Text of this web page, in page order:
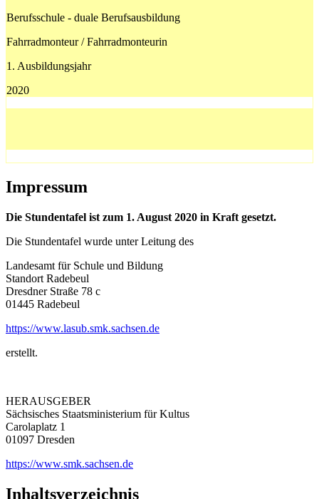
Berufsschule - duale Berufsausbildung
Fahrradmonteur / Fahrradmonteurin
1. Ausbildungsjahr
2020
Impressum
Die Stundentafel ist zum 1. August 2020 in Kraft gesetzt.
Die Stundentafel wurde unter Leitung des
Landesamt für Schule und Bildung
Standort Radebeul
Dresdner Straße 78 c
01445 Radebeul
https://www.lasub.smk.sachsen.de
erstellt.
HERAUSGEBER
Sächsisches Staatsministerium für Kultus
Carolaplatz 1
01097 Dresden
https://www.smk.sachsen.de
Inhaltsverzeichnis